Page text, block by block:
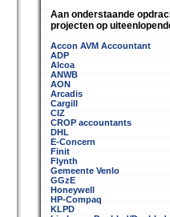
Aan onderstaande
projecten op
Accon AVM Accountant
ADP
Alcoa
ANWB
AON
Arcadis
Cargill
CIZ
CROP accountants
DHL
E-Concern
Finit
Flynth
Gemeente Venlo
GGzE
Honeywell
HP-Compaq
KLPD